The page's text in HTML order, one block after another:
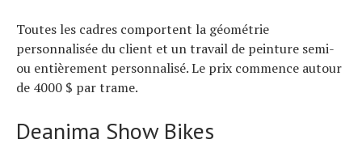
Toutes les cadres comportent la géométrie
personnalisée du client et un travail de peinture semi-
ou entièrement personnalisé. Le prix commence autour
de 4000 $ par trame.
Deanima Show Bikes